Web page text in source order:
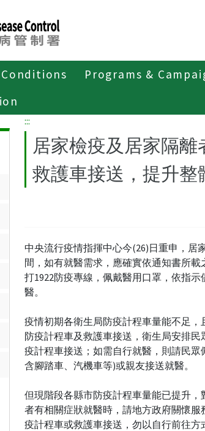
Conditions Programs &
:::
居家檢疫及居家隔
救護車接送，提升整
中央流行疫情指揮中心今(26)日重申，居
間，如有就醫需求，應確實依通知書所
打1922防疫專線，佩戴醫用口罩，依指
醫。
疫情初期各衛生局防疫計程車量能不足
防疫計程車及救護車接送，衛生局安排
疫計程車接送；如需自行就醫，則請民
含腳踏車、汽機車等)或親友接送就醫。
但現階段各縣市防疫計程車量能已提升
者有相關症狀就醫時，請地方政府關懷
疫計程車或救護車接送，勿以自行前往方